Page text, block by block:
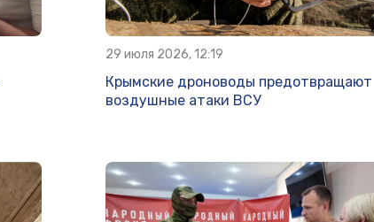
29 июля 2026, 12:19
Крымские дроноводы предотвращают
воздушные атаки ВСУ